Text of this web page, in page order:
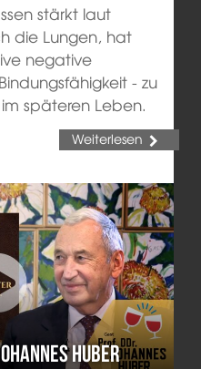
stärkt laut
die Lungen, hat
negative
- zu
späteren Leben.
Weiterlesen
Huber